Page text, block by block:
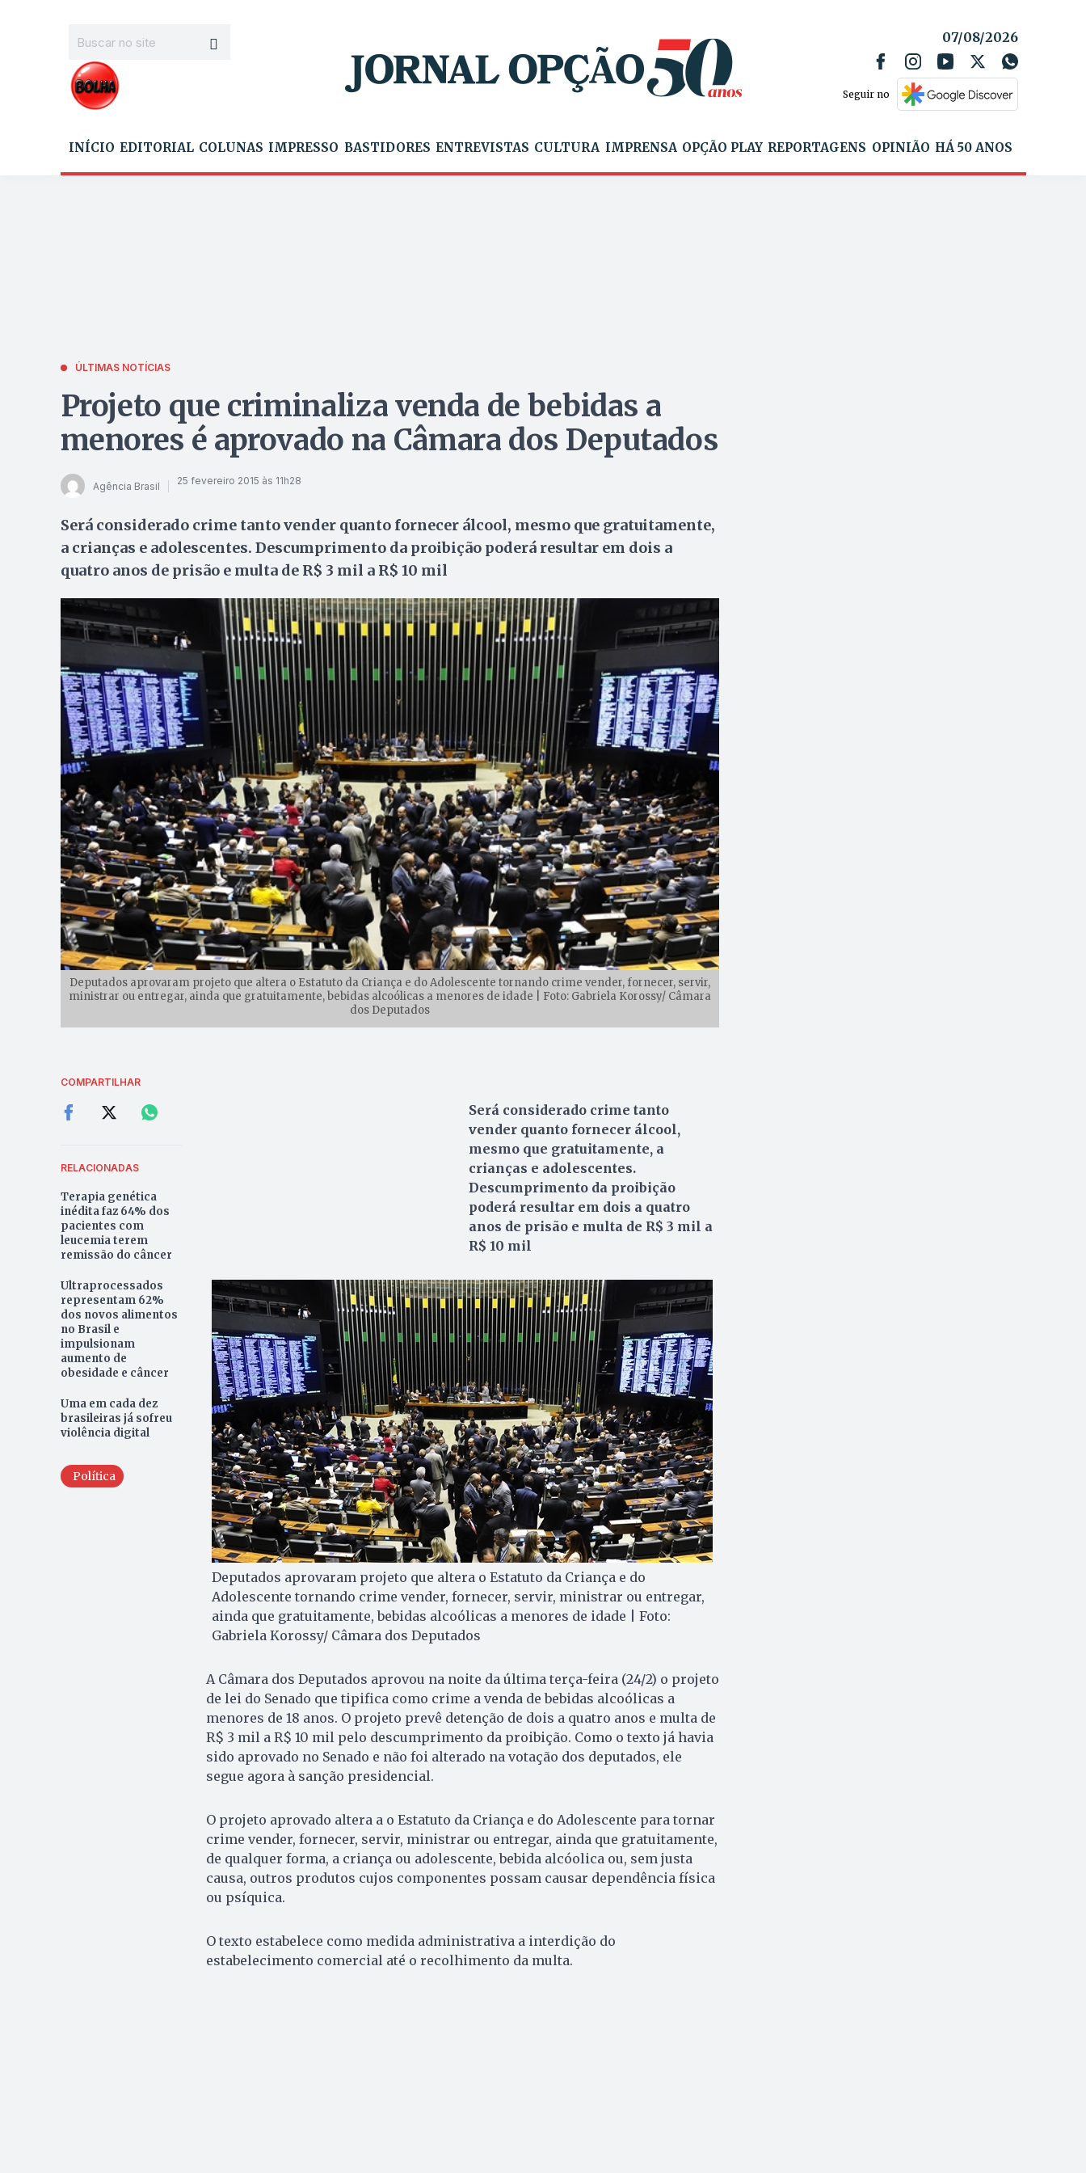
07/08/2026
Seguir no
INÍCIO EDITORIAL COLUNAS IMPRESSO BASTIDORES ENTREVISTAS CULTURA IMPRENSA OPÇÃO PLAY REPORTAGENS OPINIÃO HÁ 50 ANOS
ÚLTIMAS NOTÍCIAS
Projeto que criminaliza venda de bebidas a
menores é aprovado na Câmara dos Deputados
Agência Brasil 25 fevereiro 2015 às 11h28
Será considerado crime tanto vender quanto fornecer álcool, mesmo que gratuitamente,
a crianças e adolescentes. Descumprimento da proibição poderá resultar em dois a
quatro anos de prisão e multa de R$ 3 mil a R$ 10 mil
Deputados aprovaram projeto que altera o Estatuto da Criança e do Adolescente tornando crime vender, fornecer, servir,
ministrar ou entregar, ainda que gratuitamente, bebidas alcoólicas a menores de idade | Foto: Gabriela Korossy/ Câmara
dos Deputados
COMPARTILHAR
RELACIONADAS
Terapia genética
inédita faz 64% dos
pacientes com
leucemia terem
remissão do câncer
Ultraprocessados
representam 62%
dos novos alimentos
no Brasil e
impulsionam
aumento de
obesidade e câncer
Uma em cada dez
brasileiras já sofreu
violência digital
Política
Será considerado crime tanto
vender quanto fornecer álcool,
mesmo que gratuitamente, a
crianças e adolescentes.
Descumprimento da proibição
poderá resultar em dois a quatro
anos de prisão e multa de R$ 3 mil a
R$ 10 mil
Deputados aprovaram projeto que altera o Estatuto da Criança e do
Adolescente tornando crime vender, fornecer, servir, ministrar ou entregar,
ainda que gratuitamente, bebidas alcoólicas a menores de idade | Foto:
Gabriela Korossy/ Câmara dos Deputados
A Câmara dos Deputados aprovou na noite da última terça-feira (24/2) o projeto
de lei do Senado que tipifica como crime a venda de bebidas alcoólicas a
menores de 18 anos. O projeto prevê detenção de dois a quatro anos e multa de
R$ 3 mil a R$ 10 mil pelo descumprimento da proibição. Como o texto já havia
sido aprovado no Senado e não foi alterado na votação dos deputados, ele
segue agora à sanção presidencial.
O projeto aprovado altera a o Estatuto da Criança e do Adolescente para tornar
crime vender, fornecer, servir, ministrar ou entregar, ainda que gratuitamente,
de qualquer forma, a criança ou adolescente, bebida alcóolica ou, sem justa
causa, outros produtos cujos componentes possam causar dependência física
ou psíquica.
O texto estabelece como medida administrativa a interdição do
estabelecimento comercial até o recolhimento da multa.